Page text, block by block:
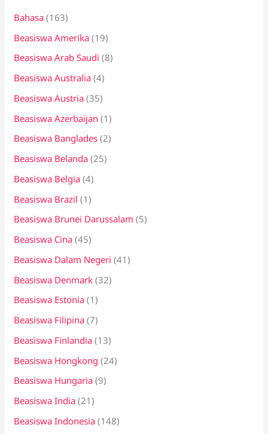
t
u
k
:
Bahasa (163)
Beasiswa Amerika (19)
Beasiswa Arab Saudi (8)
Beasiswa Australia (4)
Beasiswa Austria (35)
Beasiswa Azerbaijan (1)
Beasiswa Banglades (2)
Beasiswa Belanda (25)
Beasiswa Belgia (4)
Beasiswa Brazil (1)
Beasiswa Brunei Darussalam (5)
Beasiswa Cina (45)
Beasiswa Dalam Negeri (41)
Beasiswa Denmark (32)
Beasiswa Estonia (1)
Beasiswa Filipina (7)
Beasiswa Finlandia (13)
Beasiswa Hongkong (24)
Beasiswa Hungaria (9)
Beasiswa India (21)
Beasiswa Indonesia (148)